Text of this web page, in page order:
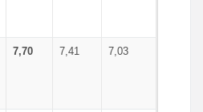
7,70 7,41 7,03